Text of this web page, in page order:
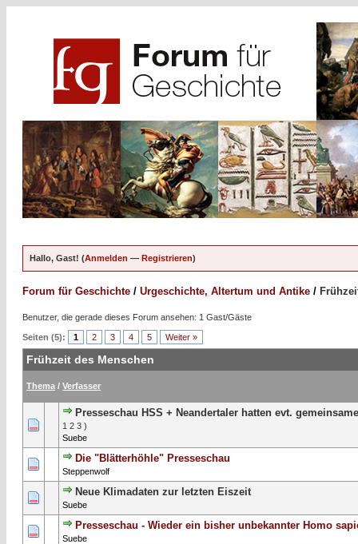
Hallo, Gast! (Anmelden — Registrieren)
Forum für Geschichte / Urgeschichte, Altertum und Antike /
Benutzer, die gerade dieses Forum ansehen: 1 Gast/Gäste
Seiten (5): 1 2 3 4 5 Weiter »
Frühzeit des Menschen
Thema / Verfasser
Presseschau HSS + Neandertaler hatten evt.
1 2 3 )
Suebe
Die "Blätterhöhle" Presseschau
Steppenwolf
0 Bewertung(en) - 0 von 5 durchschnittlich
12345
Neue Klimadaten zur letzten Eiszeit
Suebe
0 Bewertung(en) - 0 von 5 durchschnittlich
1234 5
Presseschau - Wieder ein bisher unbekannter Homo
Suebe
0 Bewertung(en) - 0 von 5 durchschnittlich
12 345